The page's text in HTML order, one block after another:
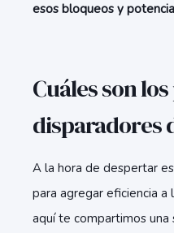
esos bloqueos y
Cuáles son
disparadores
A la hora de despertar
para agregar eficiencia
aquí te compartimos